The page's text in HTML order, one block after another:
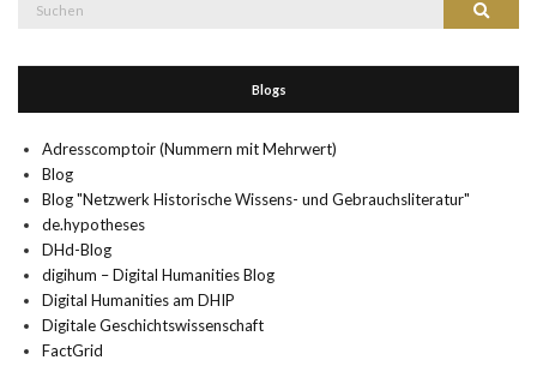
Suchen
Blogs
Adresscomptoir (Nummern mit Mehrwert)
Blog
Blog "Netzwerk Historische Wissens- und Gebrauchsliteratur"
de.hypotheses
DHd-Blog
digihum – Digital Humanities Blog
Digital Humanities am DHIP
Digitale Geschichtswissenschaft
FactGrid